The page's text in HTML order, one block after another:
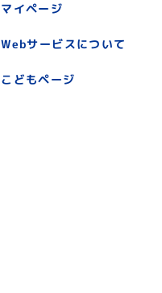
マイページ
Webサービスについて
こどもページ